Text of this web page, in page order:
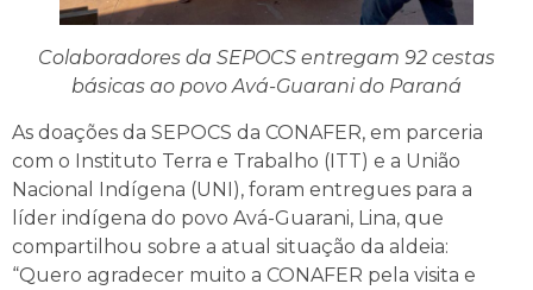
Colaboradores da SEPOCS entregam 92 cestas
básicas ao povo Avá-Guarani do Paraná
As doações da SEPOCS da CONAFER, em parceria
com o Instituto Terra e Trabalho (ITT) e a União
Nacional Indígena (UNI), foram entregues para a
líder indígena do povo Avá-Guarani, Lina, que
compartilhou sobre a atual situação da aldeia:
“Quero agradecer muito a CONAFER pela visita e